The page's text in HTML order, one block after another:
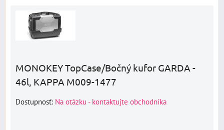
MONOKEY TopCase/Bočný kufor GARDA -
46l, KAPPA M009-1477
Dostupnosť: Na otázku - kontaktujte obchodníka